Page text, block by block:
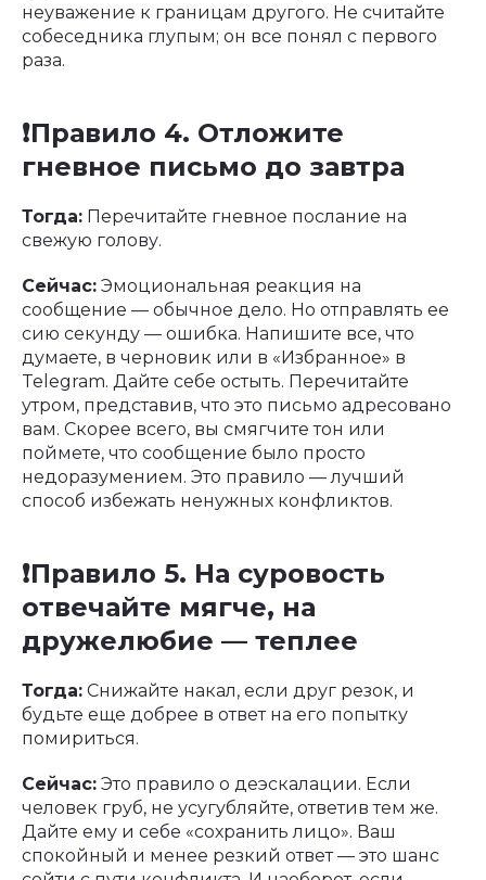
неуважение к границам другого. Не считайте
собеседника глупым; он все понял с первого
раза.
❗️Правило 4. Отложите
гневное письмо до завтра
Тогда: Перечитайте гневное послание на
свежую голову.
Сейчас: Эмоциональная реакция на
сообщение — обычное дело. Но отправлять ее
сию секунду — ошибка. Напишите все, что
думаете, в черновик или в «Избранное» в
Telegram. Дайте себе остыть. Перечитайте
утром, представив, что это письмо адресовано
вам. Скорее всего, вы смягчите тон или
поймете, что сообщение было просто
недоразумением. Это правило — лучший
способ избежать ненужных конфликтов.
❗️Правило 5. На суровость
отвечайте мягче, на
дружелюбие — теплее
Тогда: Снижайте накал, если друг резок, и
будьте еще добрее в ответ на его попытку
помириться.
Сейчас: Это правило о деэскалации. Если
человек груб, не усугубляйте, ответив тем же.
Дайте ему и себе «сохранить лицо». Ваш
спокойный и менее резкий ответ — это шанс